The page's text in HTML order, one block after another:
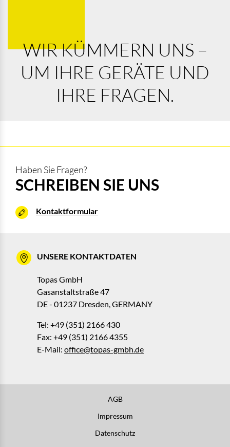
WIR KÜMMERN UNS –
UM IHRE GERÄTE UND
IHRE FRAGEN.
Haben Sie Fragen?
SCHREIBEN SIE UNS
Kontaktformular
UNSERE KONTAKTDATEN
Topas GmbH
Gasanstaltstraße 47
DE - 01237 Dresden, GERMANY
Tel: +49 (351) 2166 430
Fax: +49 (351) 2166 4355
E-Mail: office@topas-gmbh.de
AGB
Impressum
Datenschutz